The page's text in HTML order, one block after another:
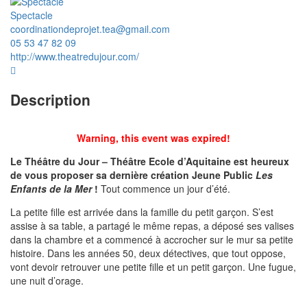
Spectacle
coordinationdeprojet.tea@gmail.com
05 53 47 82 09
http://www.theatredujour.com/
Description
Warning, this event was expired!
Le Théâtre du Jour – Théâtre Ecole d’Aquitaine est heureux
de vous proposer sa dernière création Jeune Public Les
Enfants de la Mer! Tout commence un jour d’été.
La petite fille est arrivée dans la famille du petit garçon. S’est
assise à sa table, a partagé le même repas, a déposé ses valises
dans la chambre et a commencé à accrocher sur le mur sa petite
histoire. Dans les années 50, deux détectives, que tout oppose,
vont devoir retrouver une petite fille et un petit garçon. Une fugue,
une nuit d’orage.